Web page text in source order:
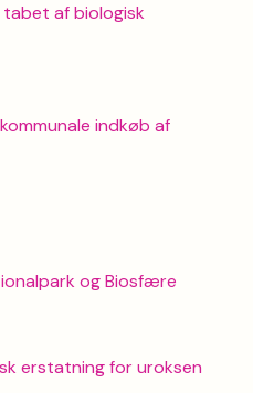
af biologisk
indkøb af
og Biosfære
erstatning for uroksen